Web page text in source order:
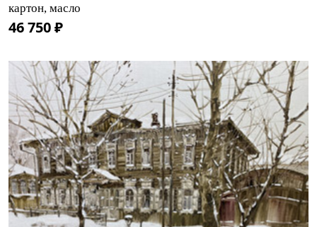
картон, масло
46 750 ₽